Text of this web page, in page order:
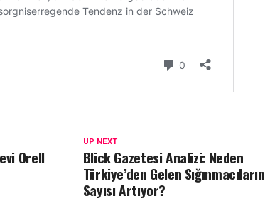
UP NEXT
Blick Gazetesi Analizi: Neden
Türkiye’den Gelen Sığınmacıların
Sayısı Artıyor?
Orell